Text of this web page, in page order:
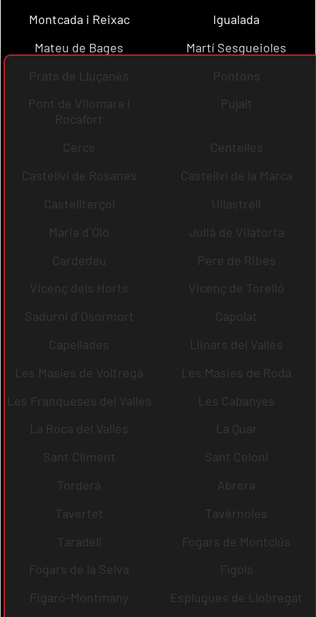
Montcada i Reixac
Igualada
Mateu de Bages
Martí Sesgueioles
Prats de Lluçanès
Pontons
Pont de Vilomara i
Rocafort
Pujalt
Cercs
Centelles
Castellví de Rosanes
Castellví de la Marca
Castellterçol
Ullastrell
Maria d´Oló
Julià de Vilatorta
Cardedeu
Pere de Ribes
Vicenç dels Horts
Vicenç de Torelló
Sadurní d´Osormort
Capolat
Capellades
Llinars del Vallès
Les Masíes de Voltregà
Les Masies de Roda
Les Franqueses del Vallès
Les Cabanyes
La Roca del Vallès
La Quar
Sant Climent
Sant Celoni
Tordera
Abrera
Tavertet
Tavèrnoles
Taradell
Fogars de Montclús
Fogars de la Selva
Fígols
Figaró-Montmany
Esplugues de Llobregat